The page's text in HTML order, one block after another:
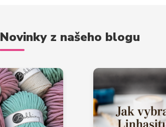
Novinky z našeho blogu